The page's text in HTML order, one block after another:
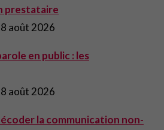
prestataire
août 2026
en public : les
août 2026
la communication non-